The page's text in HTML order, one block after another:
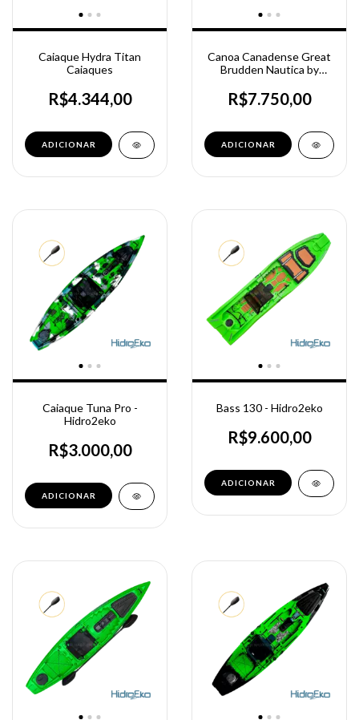
Caiaque Hydra Titan
Caiaques
R$4.344,00
Canoa Canadense Great
Brudden Nautica by
R$7.750,00
Caiaque Tuna Pro -
Hidro2eko
R$3.000,00
Bass 130 - Hidro2eko
R$9.600,00